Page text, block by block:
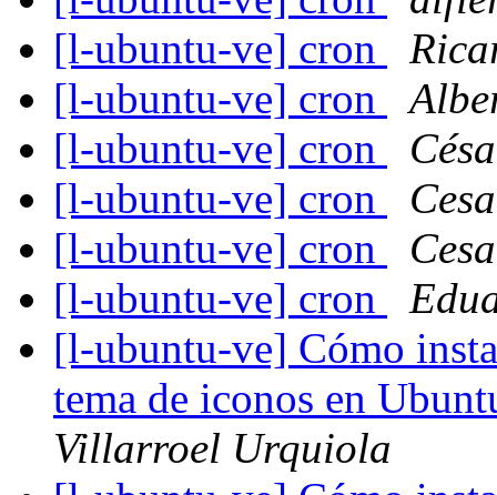
[l-ubuntu-ve] cron
[l-ubuntu-ve] cron
[l-ubuntu-ve] cron
[l-ubuntu-ve] cron
[l-ubuntu-ve] cron
[l-ubuntu-ve] cron
[l-ubuntu-ve] Cómo
tema de iconos en
Villarroel Urquiola